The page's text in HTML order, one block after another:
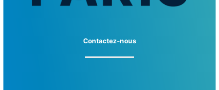
Contactez-nous